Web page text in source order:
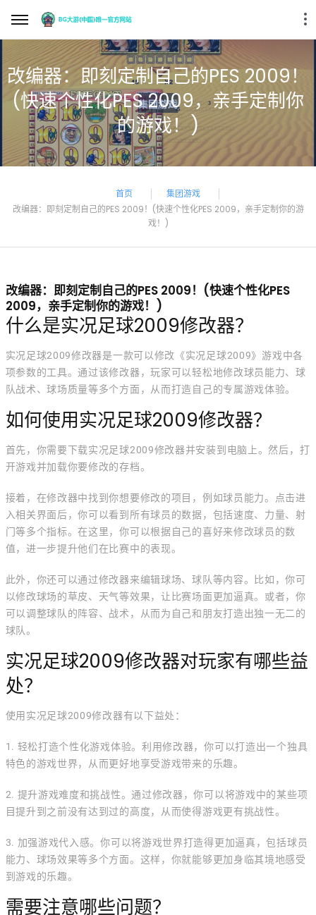
改编器：即刻定制自己的PES 2009！
(快速个性化PES 2009，亲手定制你
的游戏！)
首页
集团游戏
改编器：即刻定制自己的PES 2009！(快速个性化PES 2009，亲手定制你的游
戏！)
改编器：即刻定制自己的PES 2009！(快速个性化PES
2009，亲手定制你的游戏！)
什么是实况足球2009修改器？
实况足球2009修改器是一款可以修改《实况足球2009》游戏中各
项参数的工具。通过该修改器，玩家可以轻松地修改球员能力、球
队战术、球场质量等多个方面，从而打造自己的专属游戏体验。
如何使用实况足球2009修改器？
首先，你需要下载实况足球2009修改器并安装到电脑上。然后，打
开游戏并加载你要修改的存档。
接着，在修改器中找到你想要修改的项目，例如球员能力。点击进
入相关界面后，你可以看到所有球员的数据，包括速度、力量、射
门等多个指标。在这里，你可以根据自己的喜好来修改球员的数
值，进一步提升他们在比赛中的表现。
此外，你还可以通过修改器来编辑球场、球队等内容。比如，你可
以修改球场的草皮、天气等效果，让比赛场面更加逼真。或者，你
可以调整球队的阵容、战术，从而为自己和朋友打造出独一无二的
球队。
实况足球2009修改器对玩家有哪些益
处？
使用实况足球2009修改器有以下益处：
1. 轻松打造个性化游戏体验。利用修改器，你可以打造出一个独具
特色的游戏世界，从而更好地享受游戏带来的乐趣。
2. 提升游戏难度和挑战性。通过修改器，你可以将游戏中的某些项
目提升到之前没有达到过的高度，从而使得游戏更有挑战性。
3. 加强游戏代入感。你可以将游戏世界打造得更加逼真，包括球员
能力、球场效果等多个方面。这样，你就能够更加身临其境地感受
到游戏的乐趣。
需要注意哪些问题？